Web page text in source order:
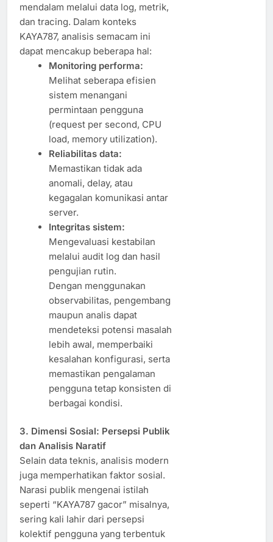
mendalam melalui data log, metrik,
dan tracing. Dalam konteks
KAYA787, analisis semacam ini
dapat mencakup beberapa hal:
Monitoring performa:
Melihat seberapa efisien
sistem menangani
permintaan pengguna
(request per second, CPU
load, memory utilization).
Reliabilitas data:
Memastikan tidak ada
anomali, delay, atau
kegagalan komunikasi antar
server.
Integritas sistem:
Mengevaluasi kestabilan
melalui audit log dan hasil
pengujian rutin.
Dengan menggunakan
observabilitas, pengembang
maupun analis dapat
mendeteksi potensi masalah
lebih awal, memperbaiki
kesalahan konfigurasi, serta
memastikan pengalaman
pengguna tetap konsisten di
berbagai kondisi.
3. Dimensi Sosial: Persepsi Publik
dan Analisis Naratif
Selain data teknis, analisis modern
juga memperhatikan faktor sosial.
Narasi publik mengenai istilah
seperti “KAYA787 gacor” misalnya,
sering kali lahir dari persepsi
kolektif pengguna yang terbentuk